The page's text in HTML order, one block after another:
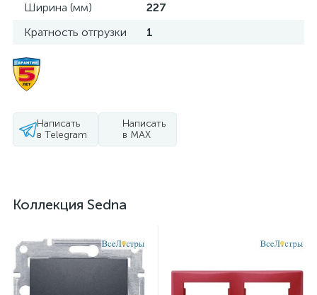
Ширина (мм)
227
Кратность отгрузки
1
Написать
в Telegram
Написать
в MAX
Коллекция Sedna